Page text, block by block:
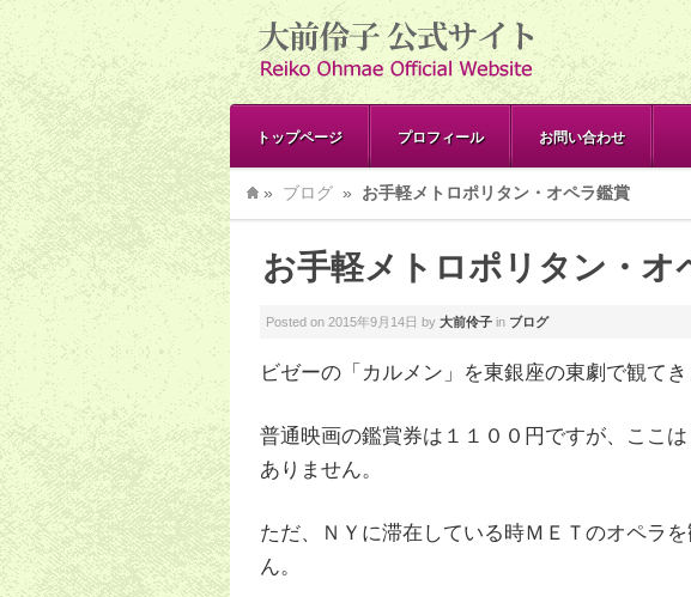
トップページ プロフィール お問い合わせ
» ブログ » お手軽メトロポリタン・オペラ鑑賞
お手軽メトロポリタン・オ
Posted on 2015年9月14日 by 大前伶子 in ブログ
ビゼーの「カルメン」を東銀座の東劇で観てき
普通映画の鑑賞券は１１００円ですが、ここ
ありません。
ただ、ＮＹに滞在している時ＭＥＴのオペラ
ん。